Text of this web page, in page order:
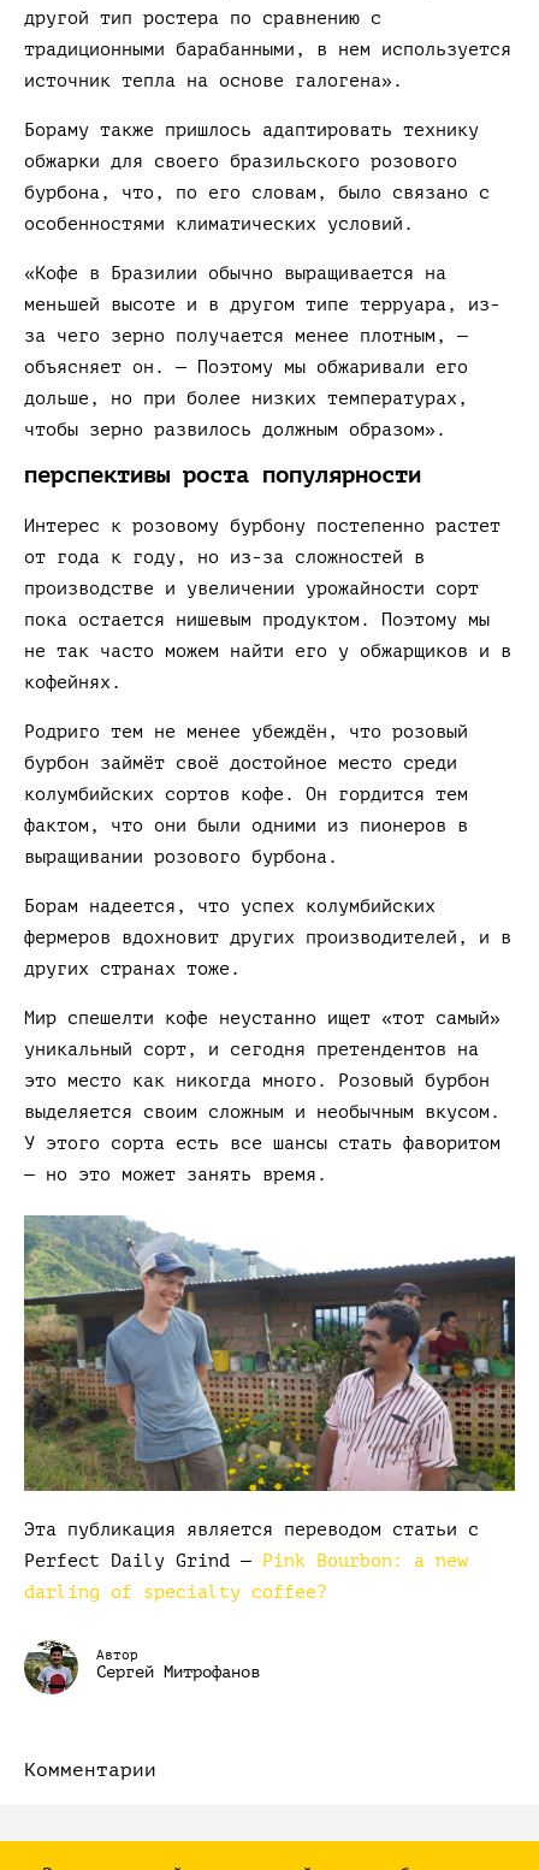
другой тип ростера по сравнению с
традиционными барабанными, в нем используется
источник тепла на основе галогена».
Бораму также пришлось адаптировать технику
обжарки для своего бразильского розового
бурбона, что, по его словам, было связано с
особенностями климатических условий.
«Кофе в Бразилии обычно выращивается на
меньшей высоте и в другом типе терруара, из-
за чего зерно получается менее плотным, —
объясняет он. — Поэтому мы обжаривали его
дольше, но при более низких температурах,
чтобы зерно развилось должным образом».
перспективы роста популярности
Интерес к розовому бурбону постепенно растет
от года к году, но из-за сложностей в
производстве и увеличении урожайности сорт
пока остается нишевым продуктом. Поэтому мы
не так часто можем найти его у обжарщиков и в
кофейнях.
Родриго тем не менее убеждён, что розовый
бурбон займёт своё достойное место среди
колумбийских сортов кофе. Он гордится тем
фактом, что они были одними из пионеров в
выращивании розового бурбона.
Борам надеется, что успех колумбийских
фермеров вдохновит других производителей, и в
других странах тоже.
Мир спешелти кофе неустанно ищет «тот самый»
уникальный сорт, и сегодня претендентов на
это место как никогда много. Розовый бурбон
выделяется своим сложным и необычным вкусом.
У этого сорта есть все шансы стать фаворитом
— но это может занять время.
Эта публикация является переводом статьи c
Perfect Daily Grind — Pink Bourbon: a new
darling of specialty coffee?
Автор
Сергей Митрофанов
Комментарии